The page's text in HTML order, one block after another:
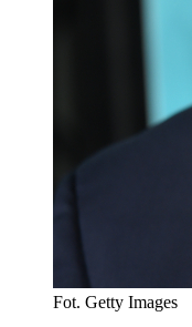
Fot. Getty Images